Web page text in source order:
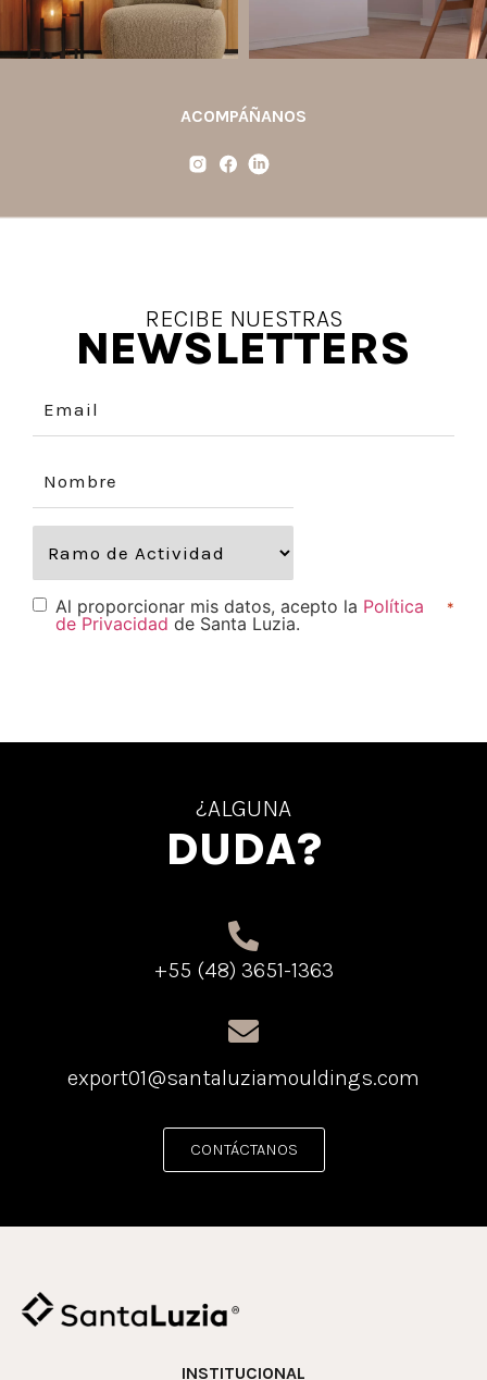
ACOMPÁÑANOS
RECIBE NUESTRAS
NEWSLETTERS
Al proporcionar mis datos, acepto la Política
de Privacidad de Santa Luzia.
*
¿ALGUNA
DUDA?
+55 (48) 3651-1363
export01@santaluziamouldings.com
CONTÁCTANOS
INSTITUCIONAL